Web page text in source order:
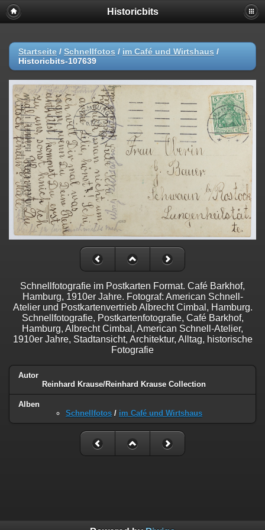
Historicbits
Startseite / Schnellfotos / im Café und Wirtshaus /
Historicbits-107639
Schnellfotografie im Postkarten Format. Café Barkhof,
Hamburg, 1910er Jahre. Fotograf: American Schnell-
Atelier und Postkartenvertrieb Albrecht Cimbal, Hamburg.
Schnellfotografie, Postkartenfotografie, Café Barkhof,
Hamburg, Albrecht Cimbal, American Schnell-Atelier,
1910er Jahre, Stadtansicht, Architektur, Alltag, historische
Fotografie
Autor
Reinhard Krause/Reinhard Krause Collection
Alben
Schnellfotos / im Café und Wirtshaus